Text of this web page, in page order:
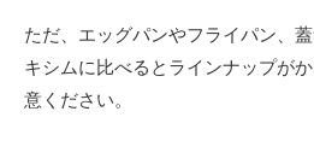
ただ、エッグパンやフライパン、
キシムに比べるとラインナップが
意ください。